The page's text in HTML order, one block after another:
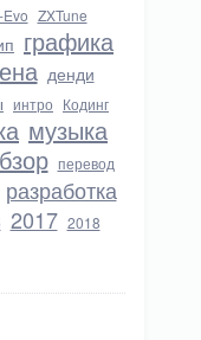
Evo ZXTune
графика
денди
интро Кодинг
музыка
перевод
разработка
2017 2018